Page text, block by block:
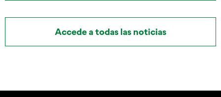
Accede a todas las noticias